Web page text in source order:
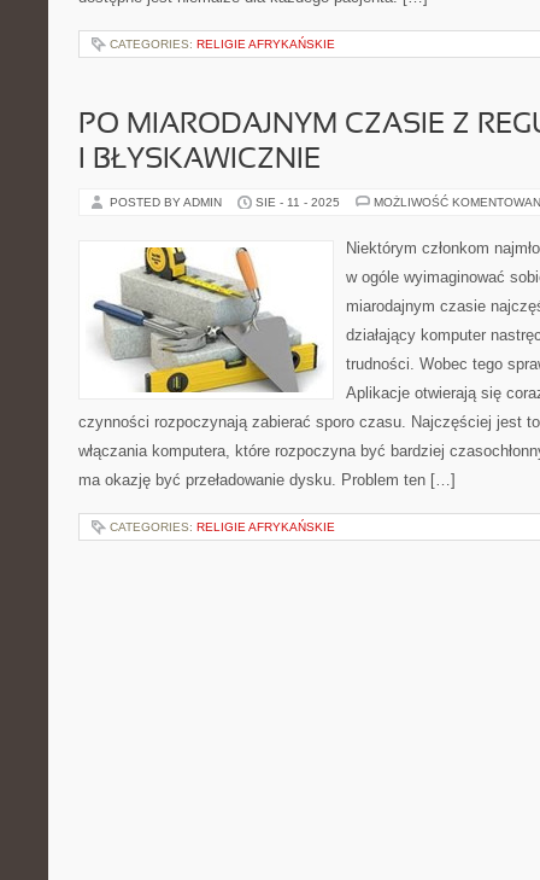
CATEGORIES: RELIGIE AFRYKAŃSKIE
PO MIARODAJNYM CZASIE Z
I BŁYSKAWICZNIE
POSTED BY ADMIN SIE - 11 - 2025 MOŻLIWOŚĆ
Niektórym członkom
w ogóle wyimaginować
miarodajnym czasie
działający komputer
trudności. Wobec tego
Aplikacje otwierają się
czynności rozpoczynają zabierać sporo czasu. Najczęściej jest
włączania komputera, które rozpoczyna być bardziej
ma okazję być przeładowanie dysku. Problem ten […]
CATEGORIES: RELIGIE AFRYKAŃSKIE